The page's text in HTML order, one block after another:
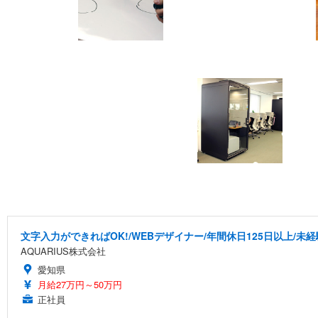
文字入力ができればOK!/WEBデザイナー/年間休日125日以上/未
AQUARIUS株式会社
愛知県
月給27万円～50万円
正社員